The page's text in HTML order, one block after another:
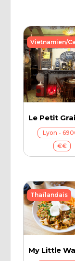
Le Petit
Lyon -
€€
Vietnamien/
My Little
Thaïlandais